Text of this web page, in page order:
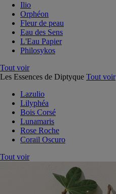
Ilio
Orphéon
Fleur de peau
Eau des Sens
L'Eau Papier
Philosykos
Tout voir
Les Essences de Diptyque Tout voir
Lazulio
Lilyphéa
Bois Corsé
Lunamaris
Rose Roche
Corail Oscuro
Tout voir